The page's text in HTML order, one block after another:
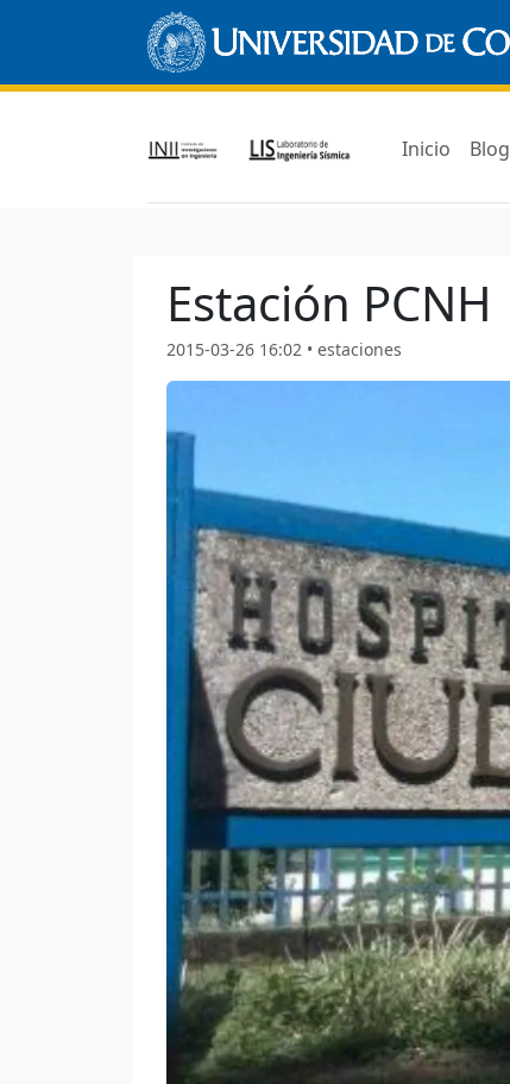
Inicio Blog
Estación PCNH
2015-03-26 16:02 • estaciones